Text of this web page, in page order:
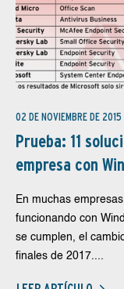
02 DE NOVIEMBRE DE 2015
Prueba: 11
empresa con
En muchas
funcionando con
se cumplen, el
finales de 2017....